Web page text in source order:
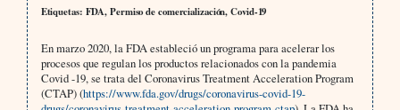
Etiquetas: FDA, Permiso de comercialización, Covid-19
En marzo 2020, la FDA estableció un programa para acelerar los
procesos que regulan los productos relacionados con la pandemia
Covid -19, se trata del Coronavirus Treatment Acceleration Program
(CTAP) (https://www.fda.gov/drugs/coronavirus-covid-19-